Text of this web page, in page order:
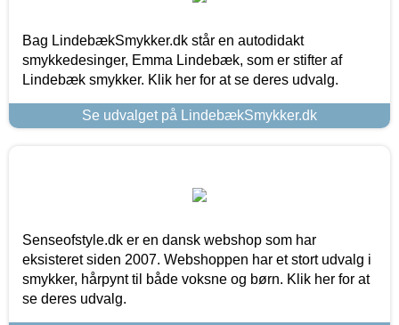
Bag LindebækSmykker.dk står en autodidakt
smykkedesinger, Emma Lindebæk, som er stifter af
Lindebæk smykker. Klik her for at se deres udvalg.
Se udvalget på LindebækSmykker.dk
Senseofstyle.dk er en dansk webshop som har
eksisteret siden 2007. Webshoppen har et stort udvalg i
smykker, hårpynt til både voksne og børn. Klik her for at
se deres udvalg.